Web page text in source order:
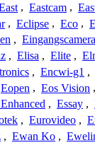
, Eastcam ,
, Eclipse , Eco ,
, Eingangscamera
, Elisa , Elite ,
, Encwi-g1 ,
Eopen , Eos Vision ,
, Essay ,
, Eurovideo ,
, Ewan Ko ,